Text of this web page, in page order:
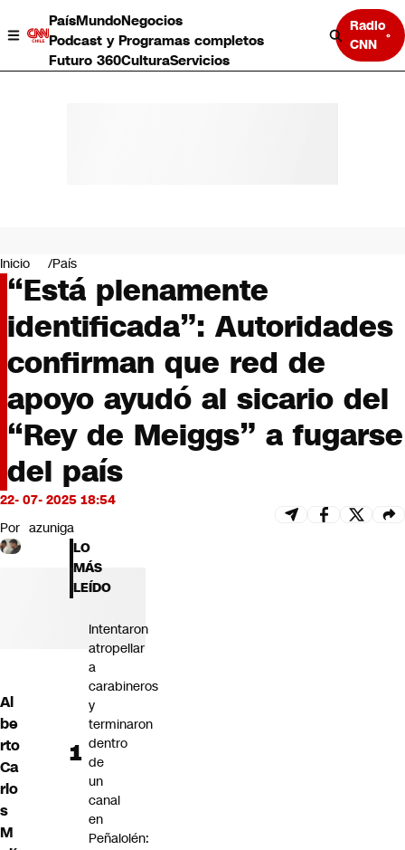
PaísMundoNegocios
Podcast y Programas completos
Futuro 360CulturaServicios
Radio
CNN
Negocios
Deportes
Programas completos
Cultura
Servicios
Bits
CNN tiempo
Futuro 360
Opinión
Inicio País
“Está plenamente
identificada”: Autoridades
confirman que red de
apoyo ayudó al sicario del
“Rey de Meiggs” a fugarse
del país
22- 07- 2025 18:54
Por azuniga
Al
be
rto
Ca
rlo
s
M
LO
MÁS
LEÍDO
Intentaron
atropellar
a
carabineros
y
terminaron
dentro
de
un
canal
en
Peñalolén: